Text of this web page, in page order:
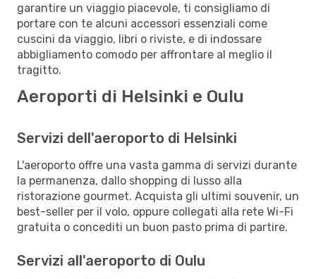
garantire un viaggio piacevole, ti consigliamo di
portare con te alcuni accessori essenziali come
cuscini da viaggio, libri o riviste, e di indossare
abbigliamento comodo per affrontare al meglio il
tragitto.
Aeroporti di Helsinki e Oulu
Servizi dell'aeroporto di Helsinki
L'aeroporto offre una vasta gamma di servizi durante
la permanenza, dallo shopping di lusso alla
ristorazione gourmet. Acquista gli ultimi souvenir, un
best-seller per il volo, oppure collegati alla rete Wi-Fi
gratuita o concediti un buon pasto prima di partire.
Servizi all'aeroporto di Oulu